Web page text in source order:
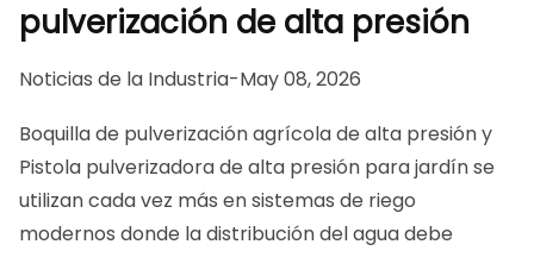
pulverización de alta presión
Noticias de la Industria-May 08, 2026
Boquilla de pulverización agrícola de alta presióny
Pistola pulverizadora de alta presión para jardínse
utilizan cada vez más en sistemas de riego
modernos donde la distribución del agua debe